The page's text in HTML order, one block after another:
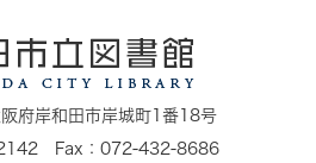
府岸和田市岸城町1番18号
Fax：072-432-8686